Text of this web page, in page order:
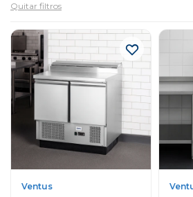
Quitar filtros
Ventus